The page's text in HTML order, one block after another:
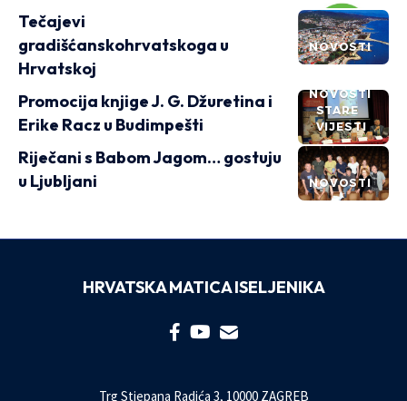
NOVOSTI
Tečajevi
gradišćanskohrvatskoga u
Hrvatskoj
NOVOSTI
STARE
VIJESTI
Promocija knjige J. G. Džuretina i
Erike Racz u Budimpešti
NOVOSTI
Riječani s Babom Jagom… gostuju
u Ljubljani
HRVATSKA MATICA ISELJENIKA
Trg Stjepana Radića 3, 10000 ZAGREB